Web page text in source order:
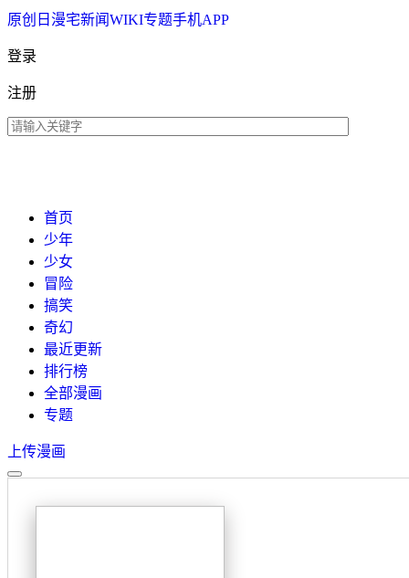
原创 日漫宅新闻WIKI专题手机APP
登录
注册
首页
少年
少女
冒险
搞笑
奇幻
最近更新
排行榜
全部漫画
专题
上传漫画